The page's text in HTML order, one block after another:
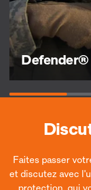
Defender®
Faites passer
et discutez avec